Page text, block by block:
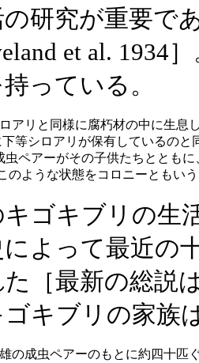
研究が重要で
et al.
っている。
リと同様に腐朽材の中に生息
等シロアリが保有しているのと
ペアーがその子供たちとともに
のような状態をコロニーともい
ゴキブリの生
よって最近の
［最新の総説
ゴキブリの家族
成虫ペアーのもとに約四十匹